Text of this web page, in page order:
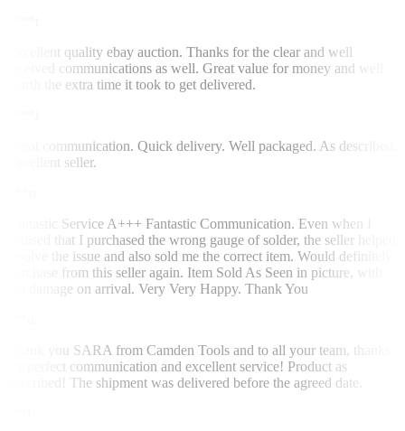
Excellent quality ebay auction. Thanks for the clear and well
received communications as well. Great value for money and well
worth the extra time it took to get delivered.
Great communication. Quick delivery. Well packaged. As described.
Excellent seller.
Fantastic Service A+++ Fantastic Communication. Even when I
realised that I purchased the wrong gauge of solder, the seller helped
resolve the issue and also sold me the correct item. Would definitely
purchase from this seller again. Item Sold As Seen in picture, with
No damage on arrival. Very Very Happy. Thank You
Thank you SARA from Camden Tools and to all your team, thanks
for perfect communication and excellent service! Product as
described! The shipment was delivered before the agreed date.